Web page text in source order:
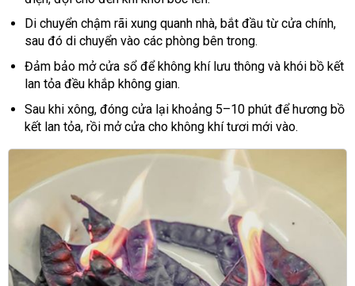
Di chuyển chậm rãi xung quanh nhà, bắt đầu từ cửa chính,
sau đó di chuyển vào các phòng bên trong.
Đảm bảo mở cửa sổ để không khí lưu thông và khói bồ kết
lan tỏa đều khắp không gian.
Sau khi xông, đóng cửa lại khoảng 5–10 phút để hương bồ
kết lan tỏa, rồi mở cửa cho không khí tươi mới vào.